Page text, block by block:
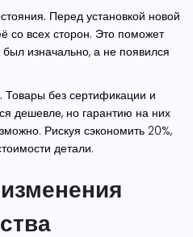
Перед установкой новой
со всех сторон. Это поможет
был изначально, а не появился
Товары без сертификации и
дешевле, но гарантию на них
Рискуя сэкономить 20%,
детали.